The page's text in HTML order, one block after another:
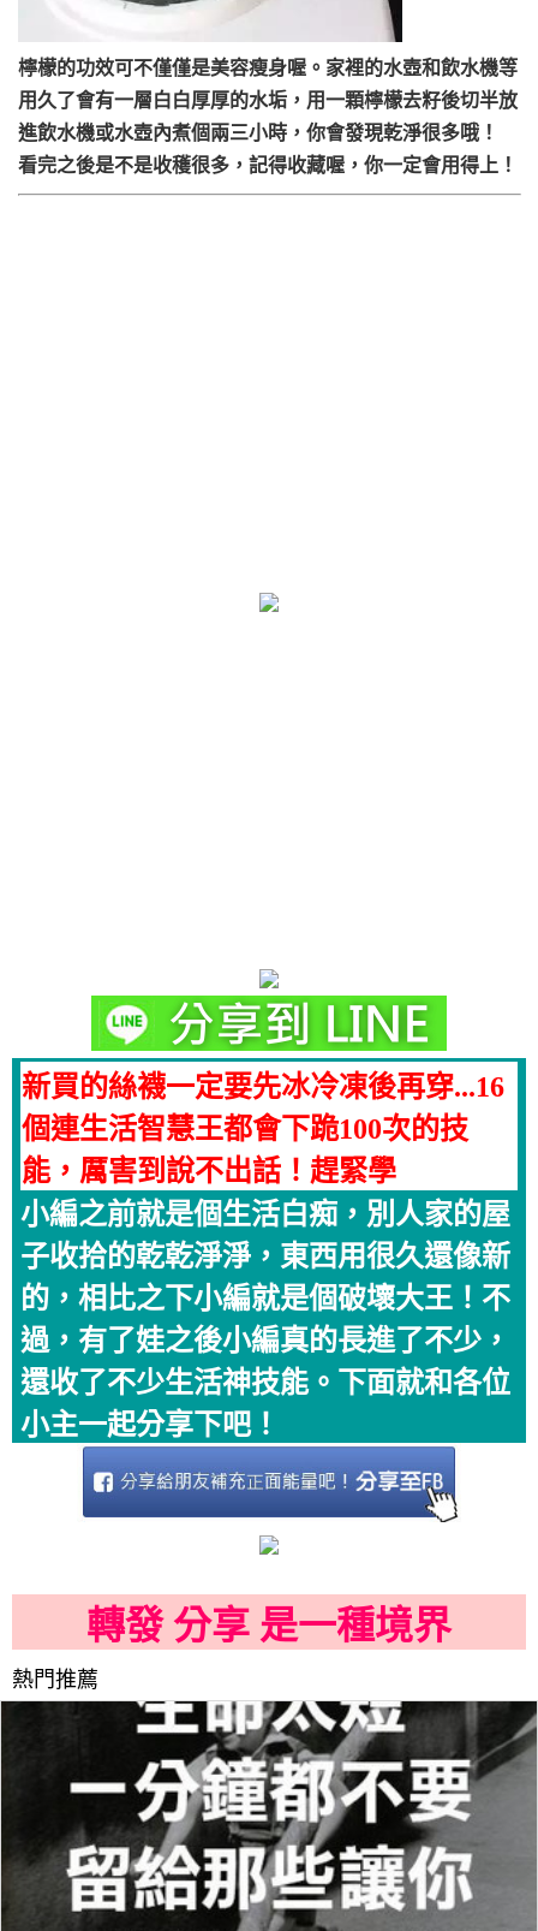
檸檬的功效可不僅僅是美容瘦身喔。家裡的水壺和飲水機等
用久了會有一層白白厚厚的水垢，用一顆檸檬去籽後切半放
進飲水機或水壺內煮個兩三小時，你會發現乾淨很多哦！
看完之後是不是收穫很多，記得收藏喔，你一定會用得上！
新買的絲襪一定要先冰冷凍後再穿...16
個連生活智慧王都會下跪100次的技
能，厲害到說不出話！趕緊學
小編之前就是個生活白痴，別人家的屋
子收拾的乾乾淨淨，東西用很久還像新
的，相比之下小編就是個破壞大王！不
過，有了娃之後小編真的長進了不少，
還收了不少生活神技能。下面就和各位
小主一起分享下吧！
轉發 分享 是一種境界
熱門推薦